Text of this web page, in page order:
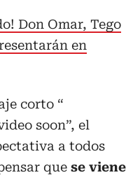
Don Omar, Tego
en
corto “
soon”, el
a todos
que se viene